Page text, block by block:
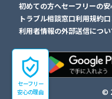
セーフリー
安心の理由
初めての方へセーフリーの
トラブル相談窓口利用規約
利用者情報の外部送信につい
©